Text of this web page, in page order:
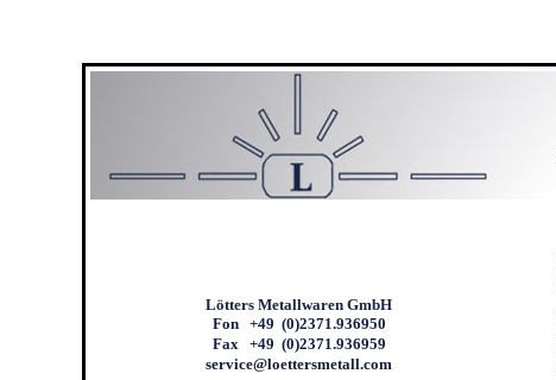
Lötters Metallwaren GmbH
Fon +49 (0)2371.936950
Fax +49 (0)2371.936959
service@loettersmetall.com